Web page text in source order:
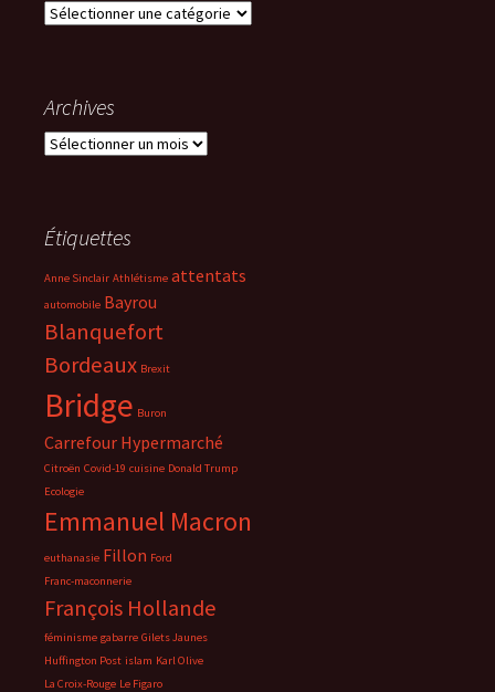
Catégories
Archives
Archives
Étiquettes
Anne Sinclair Athlétisme attentats
automobile Bayrou
Blanquefort
Bordeaux Brexit
Bridge Buron
Carrefour Hypermarché
Citroën Covid-19 cuisine Donald Trump
Ecologie
Emmanuel Macron
euthanasie Fillon Ford
Franc-maconnerie
François Hollande
féminisme gabarre Gilets Jaunes
Huffington Post islam Karl Olive
La Croix-Rouge Le Figaro